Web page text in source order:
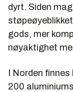
dyrt. Siden
gods, mer
nøyaktighet
I Norden
200